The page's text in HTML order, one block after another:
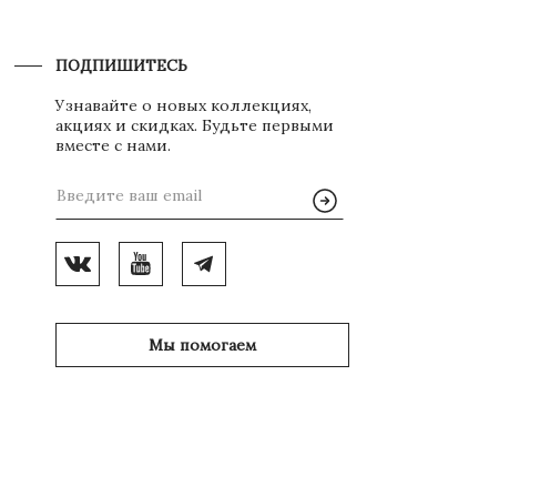
ПОДПИШИТЕСЬ
Узнавайте о новых коллекциях,
акциях и скидках. Будьте первыми
вместе с нами.
Мы помогаем